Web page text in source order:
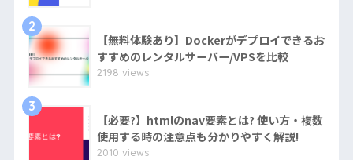
2
【無料体験あり】Dockerがデプロイできるお
すすめのレンタルサーバー/VPSを比較
2198 views
3
【必要?】htmlのnav要素とは? 使い方・複数
使用する時の注意点も分かりやすく解説!
2010 views